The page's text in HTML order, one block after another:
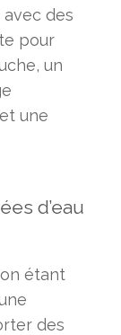
des
pour
un
une
d’eau
étant
des